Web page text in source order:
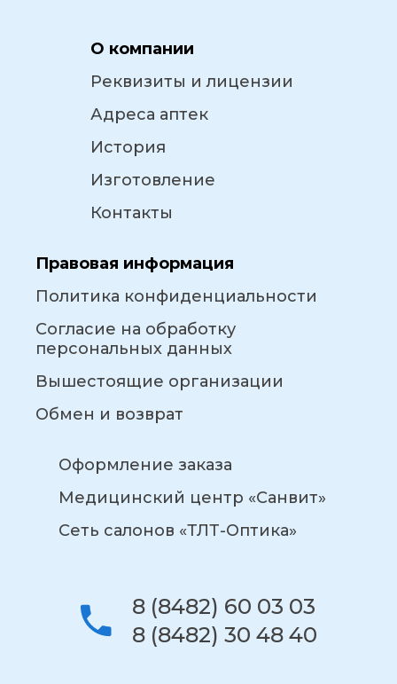
О компании
Реквизиты и лицензии
Адреса аптек
История
Изготовление
Контакты
Правовая информация
Политика конфиденциальности
Согласие на обработку
персональных данных
Вышестоящие организации
Обмен и возврат
Оформление заказа
Медицинский центр «Санвит»
Сеть салонов «ТЛТ-Оптика»
8 (8482) 60 03 03
8 (8482) 30 48 40